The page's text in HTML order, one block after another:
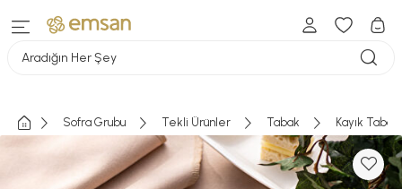
Aradığın Her Şey
Sofra Grubu Tekli Ürünler Tabak Kayık Tabak